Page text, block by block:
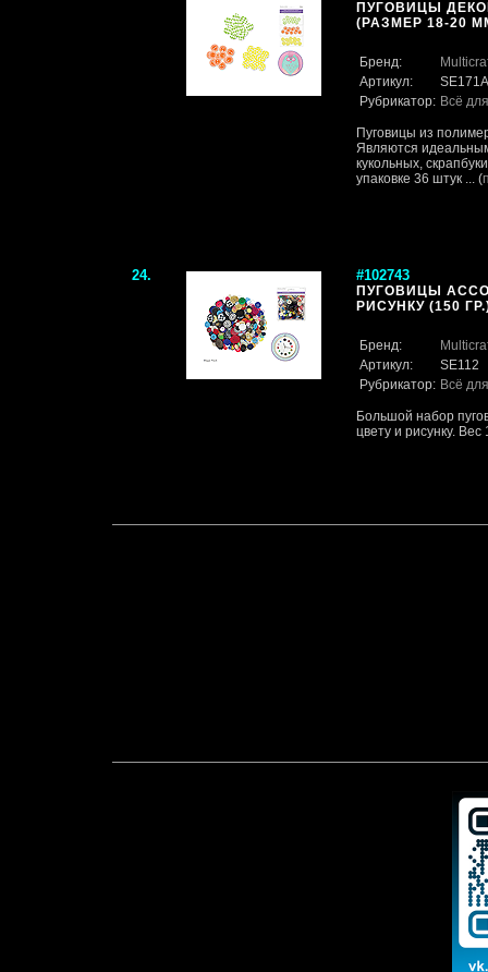
ПУГОВИЦЫ
(РАЗМЕР 18-20
Бренд:
Артикул:
SE171A
Рубрикатор: Всё
Пуговицы из
Являются
кукольных,
упаковке 36 штук ... (
24. #102743
ПУГОВИЦЫ
РИСУНКУ (150
Бренд:
Артикул:
SE112
Рубрикатор: Всё
Большой набор
цвету и рисунку. Вес